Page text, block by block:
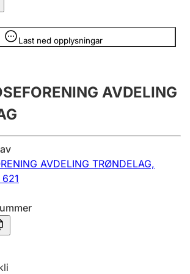
slette
forseinkingsgebyr
Last ned opplysningar
skjult
AVDELING
AVDELING TRØNDELAG,